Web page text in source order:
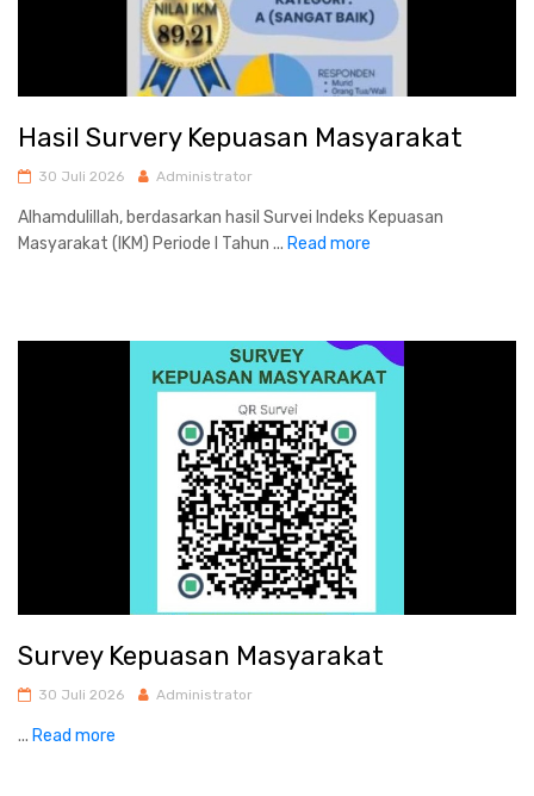
Hasil Survery Kepuasan Masyarakat
30 Juli 2026 Administrator
Alhamdulillah, berdasarkan hasil Survei Indeks Kepuasan
Masyarakat (IKM) Periode I Tahun ... Read more
Survey Kepuasan Masyarakat
30 Juli 2026 Administrator
... Read more